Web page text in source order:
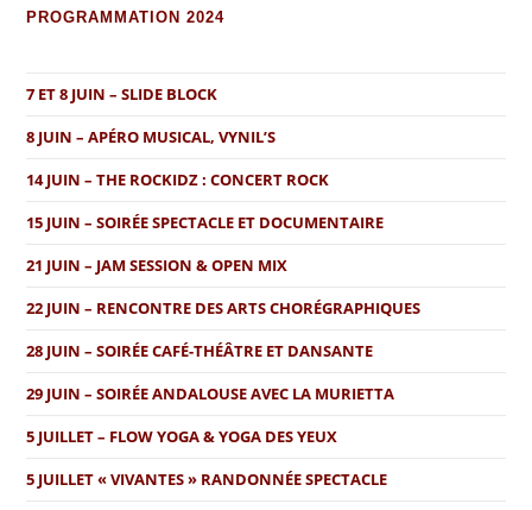
PROGRAMMATION 2024
7 ET 8 JUIN – SLIDE BLOCK
8 JUIN – APÉRO MUSICAL, VYNIL’S
14 JUIN – THE ROCKIDZ : CONCERT ROCK
15 JUIN – SOIRÉE SPECTACLE ET DOCUMENTAIRE
21 JUIN – JAM SESSION & OPEN MIX
22 JUIN – RENCONTRE DES ARTS CHORÉGRAPHIQUES
28 JUIN – SOIRÉE CAFÉ-THÉÂTRE ET DANSANTE
29 JUIN – SOIRÉE ANDALOUSE AVEC LA MURIETTA
5 JUILLET – FLOW YOGA & YOGA DES YEUX
5 JUILLET « VIVANTES » RANDONNÉE SPECTACLE